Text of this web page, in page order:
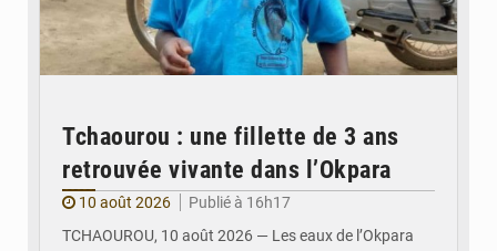
Tchaourou : une fillette de 3 ans
retrouvée vivante dans l’Okpara
10 août 2026
Publié à 16h17
TCHAOUROU, 10 août 2026 — Les eaux de l’Okpara